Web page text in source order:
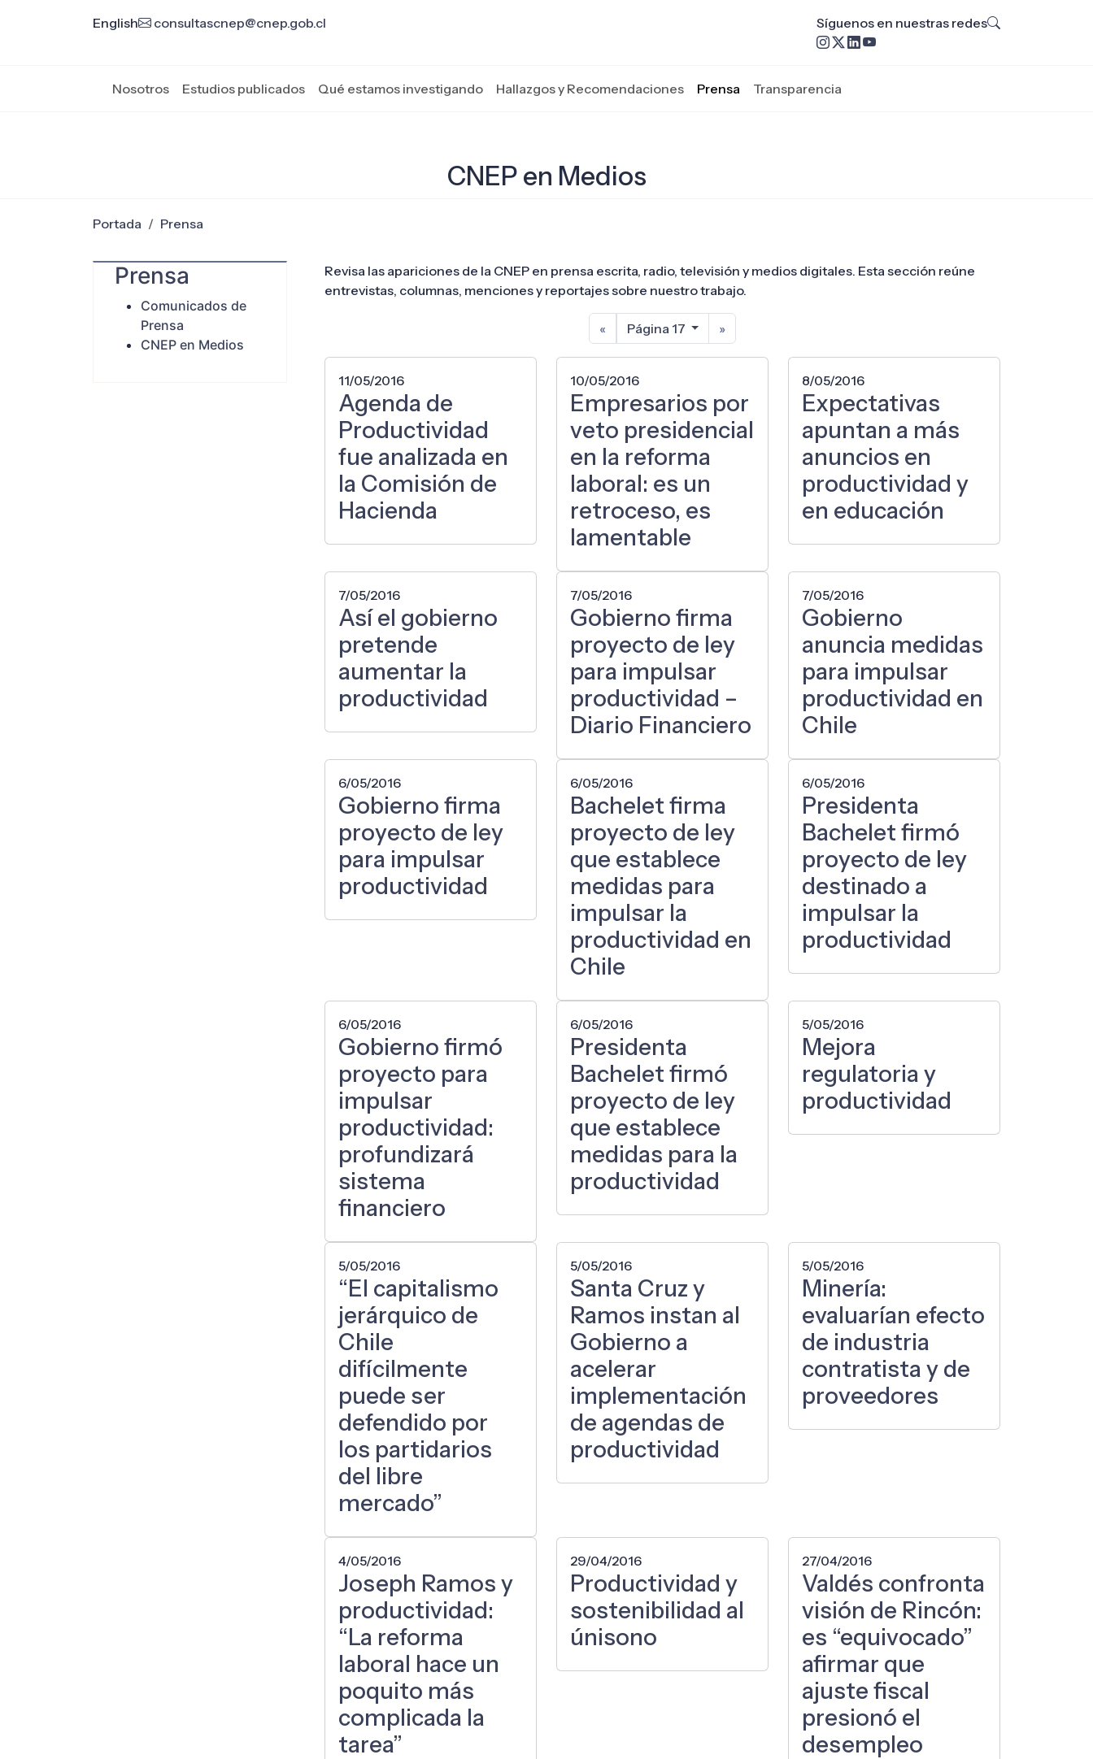
English consultascnep@cnep.gob.cl Síguenos en nuestras redes
Nosotros Estudios publicados Qué estamos investigando Hallazgos y Recomendaciones Prensa Transparencia
CNEP en Medios
Portada Prensa
Revisa las apariciones de la CNEP en prensa escrita, radio, televisión y medios digitales. Esta sección reúne
entrevistas, columnas, menciones y reportajes sobre nuestro trabajo.
« Página 17 »
11/05/2016
Agenda de
Productividad
fue analizada en
la Comisión de
Hacienda
10/05/2016
Empresarios por
veto presidencial
en la reforma
laboral: es un
retroceso, es
lamentable
8/05/2016
Expectativas
apuntan a más
anuncios en
productividad y
en educación
7/05/2016
Así el gobierno
pretende
aumentar la
productividad
7/05/2016
Gobierno firma
proyecto de ley
para impulsar
productividad –
Diario Financiero
7/05/2016
Gobierno
anuncia medidas
para impulsar
productividad en
Chile
6/05/2016
Gobierno firma
proyecto de ley
para impulsar
productividad
6/05/2016
Bachelet firma
proyecto de ley
que establece
medidas para
impulsar la
productividad en
Chile
6/05/2016
Presidenta
Bachelet firmó
proyecto de ley
destinado a
impulsar la
productividad
6/05/2016
Gobierno firmó
proyecto para
impulsar
productividad:
profundizará
sistema
financiero
6/05/2016
Presidenta
Bachelet firmó
proyecto de ley
que establece
medidas para la
productividad
5/05/2016
Mejora
regulatoria y
productividad
5/05/2016
“El capitalismo
jerárquico de
Chile
difícilmente
puede ser
defendido por
los partidarios
del libre
mercado”
5/05/2016
Santa Cruz y
Ramos instan al
Gobierno a
acelerar
implementación
de agendas de
productividad
5/05/2016
Minería:
evaluarían efecto
de industria
contratista y de
proveedores
4/05/2016
Joseph Ramos y
productividad:
“La reforma
laboral hace un
poquito más
complicada la
tarea”
29/04/2016
Productividad y
sostenibilidad al
únisono
27/04/2016
Valdés confronta
visión de Rincón:
es “equivocado”
afirmar que
ajuste fiscal
presionó el
desempleo
Prensa
Comunicados de
Prensa
CNEP en Medios